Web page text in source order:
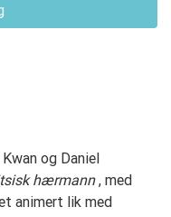
og Daniel
hærmann, med
animert lik med